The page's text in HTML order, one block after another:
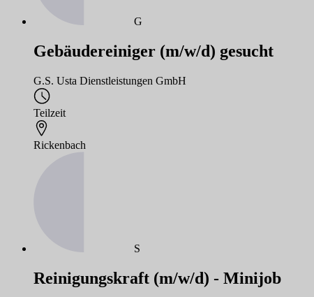
G
Gebäudereiniger (m/w/d) gesucht
G.S. Usta Dienstleistungen GmbH
Teilzeit
Rickenbach
S
Reinigungskraft (m/w/d) - Minijob